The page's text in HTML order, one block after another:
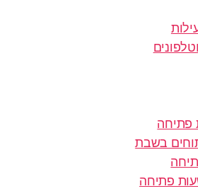
פתיחה
בשבת
פתיחה